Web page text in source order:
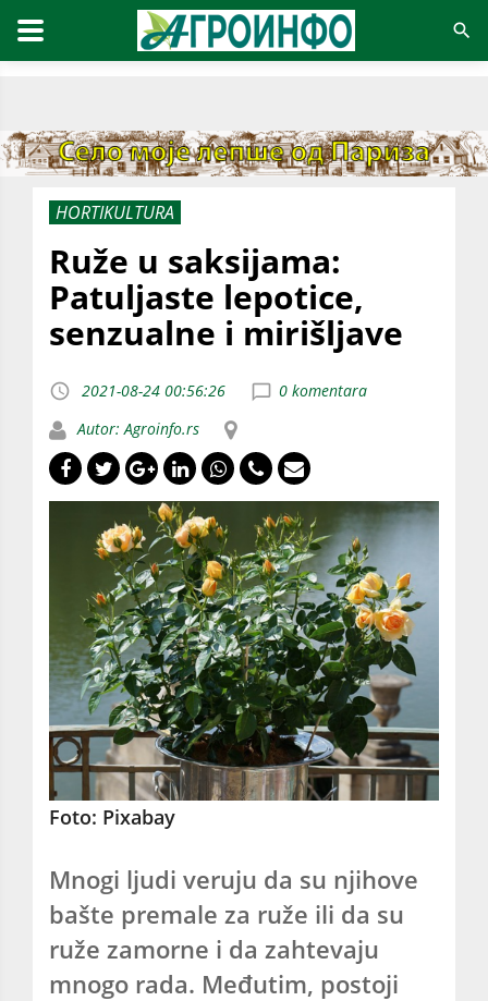
HORTIKULTURA
Ruže u saksijama:
Patuljaste lepotice,
senzualne i mirišljave
2021-08-24 00:56:26
0 komentara
Autor: Agroinfo.rs
Foto: Pixabay
Mnogi ljudi veruju da su njihove
bašte premale za ruže ili da su
ruže zamorne i da zahtevaju
mnogo rada. Međutim, postoji